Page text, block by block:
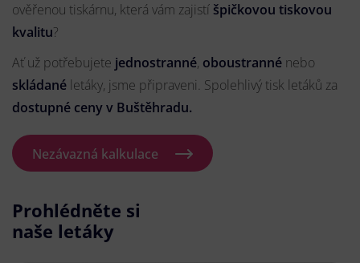
ověřenou tiskárnu, která vám zajistí špičkovou tiskovou
kvalitu?
Ať už potřebujete jednostranné, oboustranné nebo
skládané letáky, jsme připraveni. Spolehlivý tisk letáků za
dostupné ceny v Buštěhradu.
Nezávazná kalkulace
Prohlédněte si
naše letáky